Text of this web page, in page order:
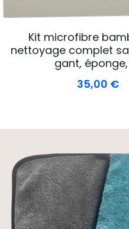
Kit microfibre
nettoyage complet
gant,
35,00 €